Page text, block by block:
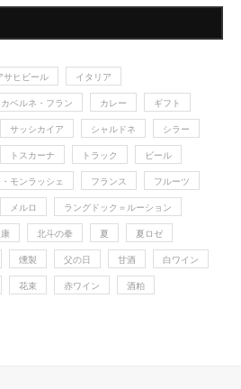
サヒビール イタリア
カベルネ・フラン カレー ギフト
サッシカイア シャルドネ シラー
トスカーナ トラック ビール
モンラッシェ フランス フルーツ
メルロ ラングドック＝ルーション
北斗の拳 夏 夏ロゼ
燻製 父の日 甘酒 白ワイン
花束 赤ワイン 酒粕